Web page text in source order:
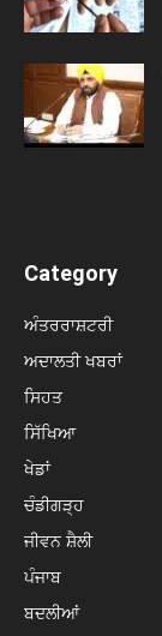
Category
ਅੰਤਰਰਾਸ਼ਟਰੀ
ਅਦਾਲਤੀ ਖਬਰਾਂ
ਸਿਹਤ
ਸਿੱਖਿਆ
ਖੇਡਾਂ
ਚੰਡੀਗੜ੍ਹ
ਜੀਵਨ ਸ਼ੈਲੀ
ਪੰਜਾਬ
ਬਦਲੀਆਂ